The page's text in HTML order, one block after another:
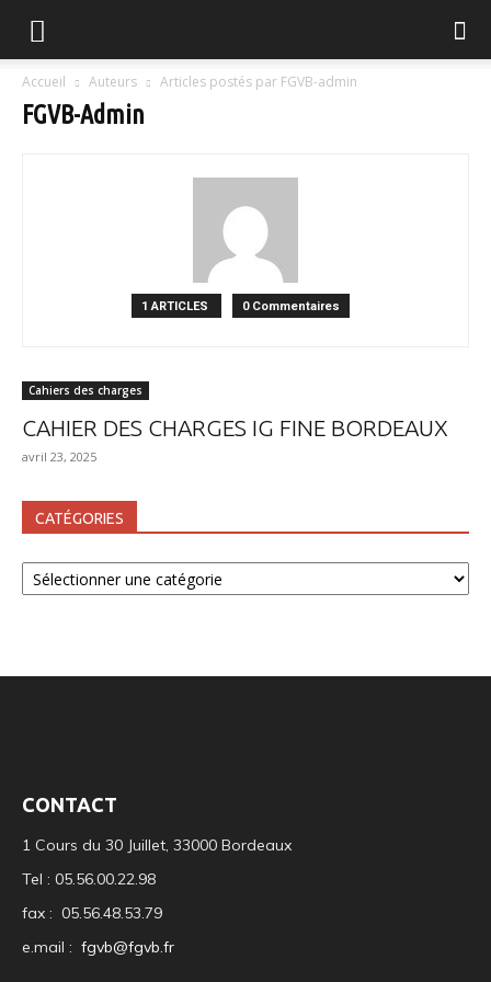
FGVB
Accueil Auteurs Articles postés par FGVB-admin
FGVB-Admin
1 ARTICLES 0 Commentaires
Cahiers des charges
CAHIER DES CHARGES IG FINE BORDEAUX
avril 23, 2025
CATÉGORIES
Catégories
CONTACT
1 Cours du 30 Juillet, 33000 Bordeaux
Tel : 05.56.00.22.98
fax : 05.56.48.53.79
e.mail : fgvb@fgvb.fr